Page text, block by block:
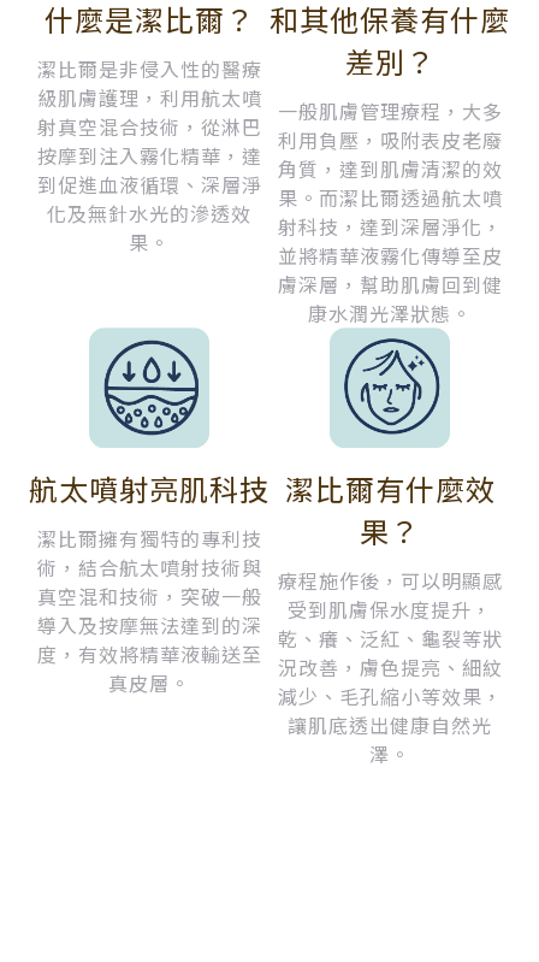
什麼是潔比爾？
潔比爾是非侵入性的醫療
級肌膚護理，利用航太噴
射真空混合技術，從淋巴
按摩到注入霧化精華，達
到促進血液循環、深層淨
化及無針水光的滲透效
果。
和其他保養有什麼
差別？
一般肌膚管理療程，大多
利用負壓，吸附表皮老廢
角質，達到肌膚清潔的效
果。而潔比爾透過航太噴
射科技，達到深層淨化，
並將精華液霧化傳導至皮
膚深層，幫助肌膚回到健
康水潤光澤狀態。
航太噴射亮肌科技
潔比爾擁有獨特的專利技
術，結合航太噴射技術與
真空混和技術，突破一般
導入及按摩無法達到的深
度，有效將精華液輸送至
真皮層。
潔比爾有什麼效
果？
療程施作後，可以明顯感
受到肌膚保水度提升，
乾、癢、泛紅、龜裂等狀
況改善，膚色提亮、細紋
減少、毛孔縮小等效果，
讓肌底透出健康自然光
澤。